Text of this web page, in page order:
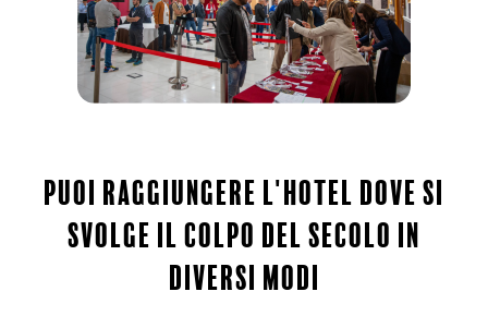
puoi raggiungere l'hotel dove si
svolge il colpo del secolo in
diversi modi